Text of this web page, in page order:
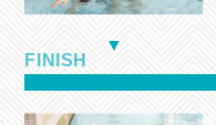
FINISH